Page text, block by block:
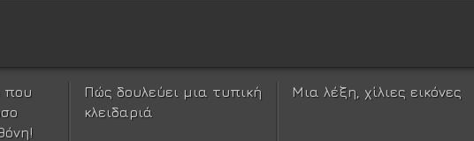
που
Πώς δουλεύει μια τυπική
κλειδαριά
Μια λέξη, χίλιες εικόνες